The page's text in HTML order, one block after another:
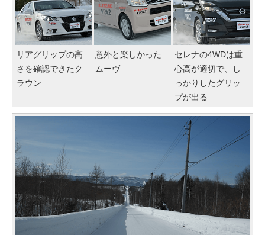
リアグリップの高
さを確認できたク
ラウン
意外と楽しかった
ムーヴ
セレナの4WDは重
心高が適切で、し
っかりしたグリッ
プが出る